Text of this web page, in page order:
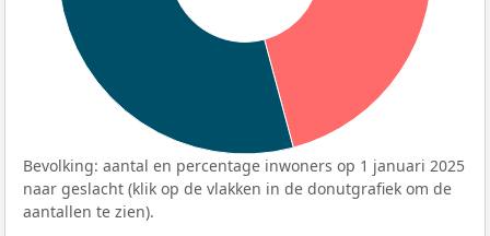
Bevolking: aantal en percentage inwoners op 1 januari 2025
naar geslacht (klik op de vlakken in de donutgrafiek om de
aantallen te zien).